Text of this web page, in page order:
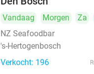
Vandaag Morgen Za
NZ Seafoodbar
's-Hertogenbosch
Verkocht: 196